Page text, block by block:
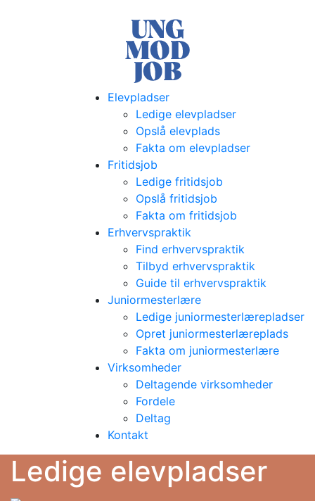
Elevpladser
Ledige elevpladser
Opslå elevplads
Fakta om elevpladser
Fritidsjob
Ledige fritidsjob
Opslå fritidsjob
Fakta om fritidsjob
Erhvervspraktik
Find erhvervspraktik
Tilbyd erhvervspraktik
Guide til erhvervspraktik
Juniormesterlære
Ledige juniormesterlærepladser
Opret juniormesterlæreplads
Fakta om juniormesterlære
Virksomheder
Deltagende virksomheder
Fordele
Deltag
Kontakt
Ledige elevpladser